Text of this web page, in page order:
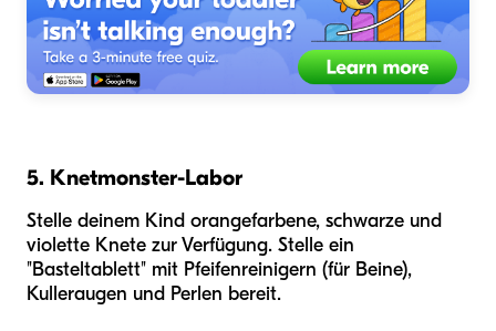
5. Knetmonster-Labor
Stelle deinem Kind orangefarbene, schwarze und
violette Knete zur Verfügung. Stelle ein
"Basteltablett" mit Pfeifenreinigern (für Beine),
Kulleraugen und Perlen bereit.